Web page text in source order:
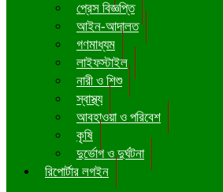
প্রেস বিজ্ঞপ্তি
আইন-আদালত
গণমাধ্যম
লাইফস্টাইল
নারী ও শিশু
স্বাস্থ্য
আবহাওয়া ও পরিবেশ
কৃষি
দুর্ভোগ ও দুর্ঘটনা
রিপোর্টার লগইন